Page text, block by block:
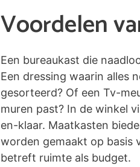
Voordelen
Een bureaukast die
Een dressing waarin alles
gesorteerd? Of een Tv-
muren past? In de winkel
en-klaar. Maatkasten
worden gemaakt op basis
betreft ruimte als budget.